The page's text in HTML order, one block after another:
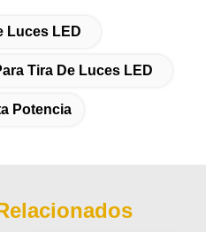
Luces LED
Tira De Luces LED
Potencia